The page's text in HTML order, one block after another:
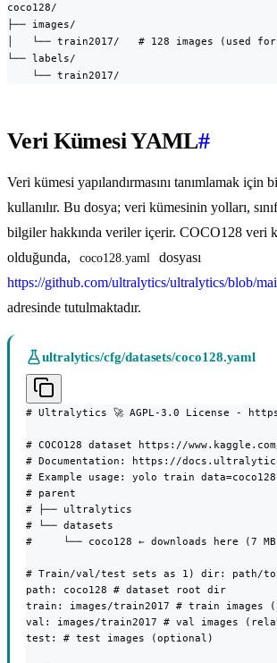
coco128/
├── images/
│   └── train2017/   # 128 images (used
└── labels/
    └── train2017/
Veri Kümesi YAML#
Veri kümesi yapılandırmasını tanımlamak için
kullanılır. Bu dosya; veri kümesinin yolları,
bilgiler hakkında veriler içerir. COCO128 veri
olduğunda,
coco128.yaml
dosyası
https://github.com/ultralytics/ultralytics/blob/
adresinde tutulmaktadır.
ultralytics/cfg/datasets/coco128.yaml
# Ultralytics 🚀 AGPL-3.0 License -
# COCO128 dataset https://
# Documentation: https://
# Example usage: yolo train
# parent
# ├── ultralytics
# └── datasets
#     └── coco128 ← downloads here (7
# Train/val/test sets as 1) dir: path/
path: coco128 # dataset root dir
train: images/train2017 # train images
val: images/train2017 # val images
test: # test images (optional)